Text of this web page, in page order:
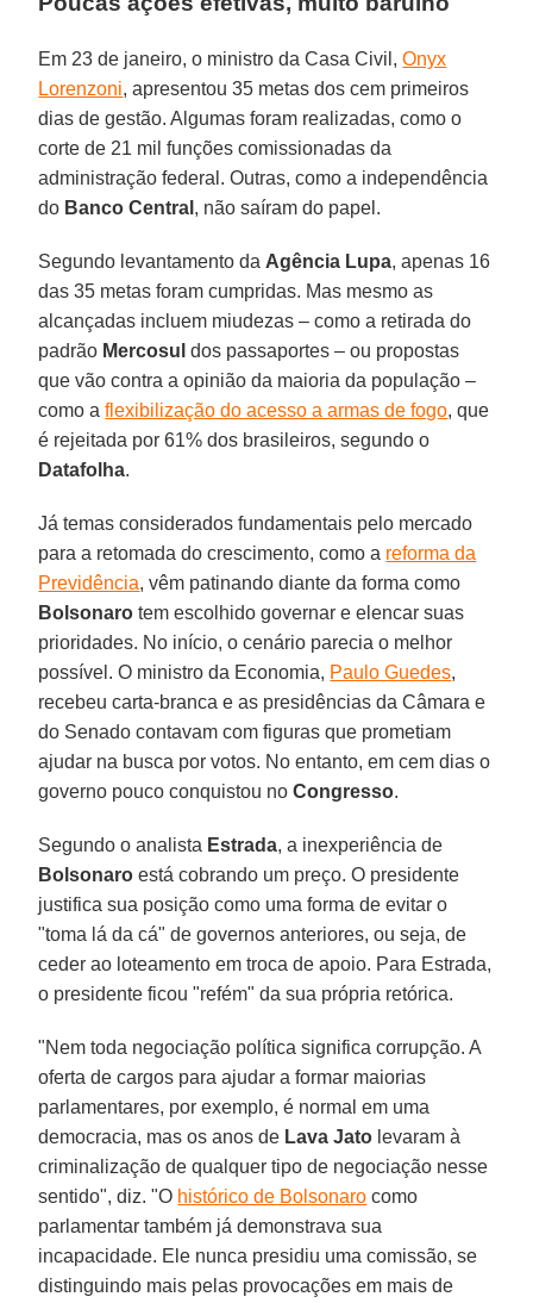
Em 23 de janeiro, o ministro da Casa Civil,Onyx
Lorenzoni, apresentou 35 metas dos cem primeiros
dias de gestão. Algumas foram realizadas, como o
corte de 21 mil funções comissionadas da
administração federal. Outras, como a independência
do Banco Central , não saíram do papel.
Segundo levantamento da Agência Lupa, apenas 16
das 35 metas foram cumpridas. Mas mesmo as
alcançadas incluem miudezas – como a retirada do
padrão Mercosul dos passaportes – ou propostas
que vão contra a opinião da maioria da população –
como aflexibilização do acesso a armas de fogo, que
é rejeitada por 61% dos brasileiros, segundo o
Datafolha.
Já temas considerados fundamentais pelo mercado
para a retomada do crescimento, como a reforma da
Previdência, vêm patinando diante da forma como
Bolsonaro tem escolhido governar e elencar suas
prioridades. No início, o cenário parecia o melhor
possível. O ministro da Economia, Paulo Guedes,
recebeu carta-branca e as presidências da Câmara e
do Senado contavam com figuras que prometiam
ajudar na busca por votos. No entanto, em cem dias o
governo pouco conquistou noCongresso.
Segundo o analista Estrada, a inexperiência de
Bolsonaro está cobrando um preço. O presidente
justifica sua posição como uma forma de evitar o
"toma lá da cá" de governos anteriores, ou seja, de
ceder ao loteamento em troca de apoio. Para Estrada,
o presidente ficou "refém" da sua própria retórica.
"Nem toda negociação política significa corrupção. A
oferta de cargos para ajudar a formar maiorias
parlamentares, por exemplo, é normal em uma
democracia, mas os anos de Lava Jato levaram à
criminalização de qualquer tipo de negociação nesse
sentido", diz. "O histórico de Bolsonaro como
parlamentar também já demonstrava sua
incapacidade. Ele nunca presidiu uma comissão, se
distinguindo mais pelas provocações em mais de